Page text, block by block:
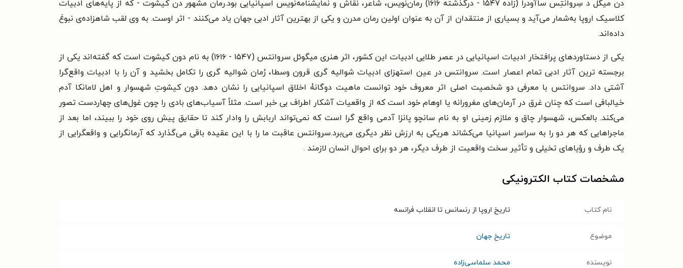
دن میگل د سِروانتِس ساآودرا (زاده ۱۵۴۷ - درگذشته ۱۶۱۶) رمان‌نویس، شاعر، نقاش و نمایشنامه‌نویس اسپانیایی بود.رمان مشهور دن کیشوت - که از پایه‌های ادبیات
کلاسیک اروپا به‌شمار می‌آید و بسیاری از منتقدان از آن به عنوان اولین رمان مدرن و یکی از بهترین آثار ادبی جهان یاد می‌کنند - اثر اوست. به وی لقب شاهزاده‌ی نبوغ
داده‌اند.
یکی از دستاوردهای پرافتخار ادبیات اسپانیایی در عصر طلایی ادبیات این کشور، اثر هنری میگوئل سروانتس (۱۵۴۷ - ۱۶۱۶) به نام دون کیشوت است که گفته‌اند یکی از
برجسته ترین آثار ادبی تمام اعصار است. سروانتس در عین استهزای ادبیات شوالیه گری قرون وسطا، رُمان شوالیه گری را تکامل بخشید و آن را با ادبیات واقع‌گرا
آشتی داد. سروانتس با معرفی دو شخصیت اصلی اثر معروف خود توانست ماهیت دوگانۀ اخلاق اسپانیایی را نشان دهد. دون کیشوتِ شهسوار و اهل لامانکا آدم
خیالبافی است که چنان غرق در آرمان‌های مغرورانه یا اوهام خود است که از واقعیات آشکار اطراف بی خبر است. مثلاً آسیاب‌های بادی را چون غول‌های چهاردست تصور
می‌کند. بالعکس، شهسوار چاق و ملازم زمینی او به نام سانچو پانزا آدمی واقع گرا است که نمی‌تواند اربابش را وادار کند تا حقایق پیش روی خود را ببیند، اما بعد از
ماجراهایی که هر دو را به سراسر اسپانیا می‌کشاند هریکی به ارزش نظر دیگری می‌برد.سروانتس عاقبت ما را با این عقیده باقی می‌گذارد که آرمانگرایی و واقعگرایی از
یک طرف و رؤیاهای تخیلی و تأثیر سخت واقعیت از طرف دیگر، هر دو برای احوال انسان لازمند .
مشخصات کتاب الکترونیکی
نام کتاب تاریخ اروپا از رنسانس تا انقلاب فرانسه
موضوع تاریخ جهان
نویسنده محمد سلماسی‌زاده